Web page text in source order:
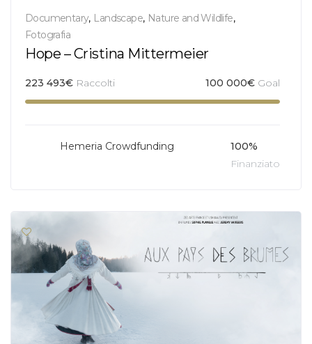
Documentary, Landscape, Nature and Wildlife,
Fotografia
Hope – Cristina Mittermeier
223 493€ Raccolti 100 000€ Goal
Hemeria Crowdfunding
100%
Finanziato